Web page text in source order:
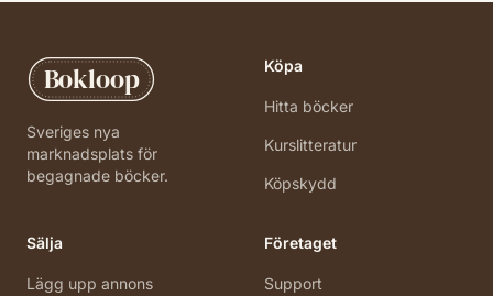
Bokloop
Sveriges nya
marknadsplats för
begagnade böcker.
Köpa
Hitta böcker
Kurslitteratur
Köpskydd
Sälja
Lägg upp annons
Företaget
Support